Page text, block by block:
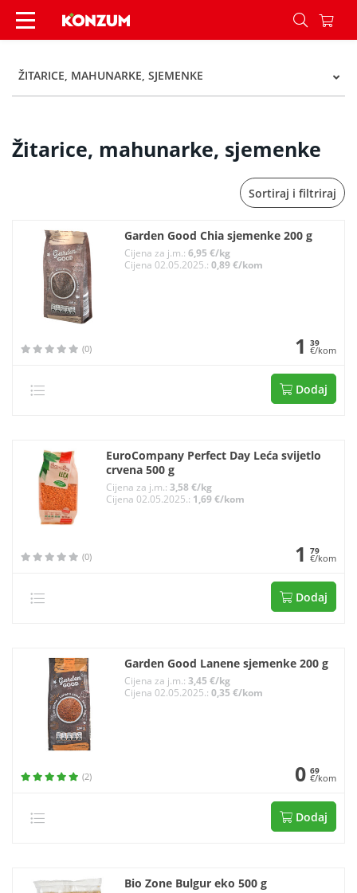
Žitarice, mahunarke, sjemenke - Kategorije -
ŽITARICE, MAHUNARKE, SJEMENKE
Žitarice, mahunarke, sjemenke
Sortiraj i filtriraj
Garden Good Chia sjemenke 200 g
Cijena za j.m.: 6,95 €/kg
Cijena 02.05.2025.: 0,89 €/kom
(0) 1 39
€/kom
Dodaj
EuroCompany Perfect Day Leća svijetlo
crvena 500 g
Cijena za j.m.: 3,58 €/kg
Cijena 02.05.2025.: 1,69 €/kom
(0) 1 79
€/kom
Dodaj
Garden Good Lanene sjemenke 200 g
Cijena za j.m.: 3,45 €/kg
Cijena 02.05.2025.: 0,35 €/kom
(2) 0 69
€/kom
Dodaj
Bio Zone Bulgur eko 500 g